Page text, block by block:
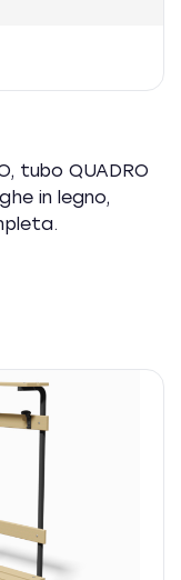
tubo QUADRO
in legno,